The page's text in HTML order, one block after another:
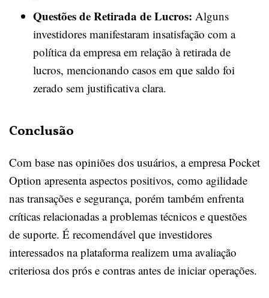
Questões de Retirada de Lucros: Alguns
investidores manifestaram insatisfação com a
política da empresa em relação à retirada de
lucros, mencionando casos em que saldo foi
zerado sem justificativa clara.
Conclusão
Com base nas opiniões dos usuários, a empresa Pocket
Option apresenta aspectos positivos, como agilidade
nas transações e segurança, porém também enfrenta
críticas relacionadas a problemas técnicos e questões
de suporte. É recomendável que investidores
interessados na plataforma realizem uma avaliação
criteriosa dos prós e contras antes de iniciar operações.